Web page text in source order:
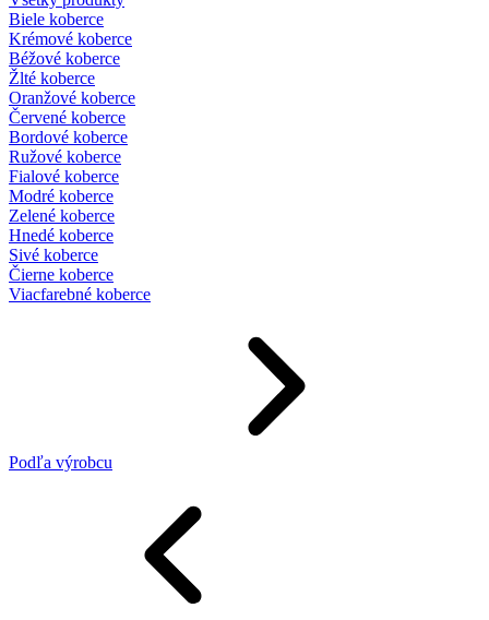
Biele koberce
Krémové koberce
Béžové koberce
Žlté koberce
Oranžové koberce
Červené koberce
Bordové koberce
Ružové koberce
Fialové koberce
Modré koberce
Zelené koberce
Hnedé koberce
Sivé koberce
Čierne koberce
Viacfarebné koberce
Podľa výrobcu